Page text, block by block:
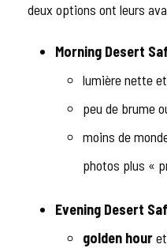
deux options ont leurs
Morning Desert
lumière nette
peu de brume
moins de
photos plus «
Evening Desert
golden hour